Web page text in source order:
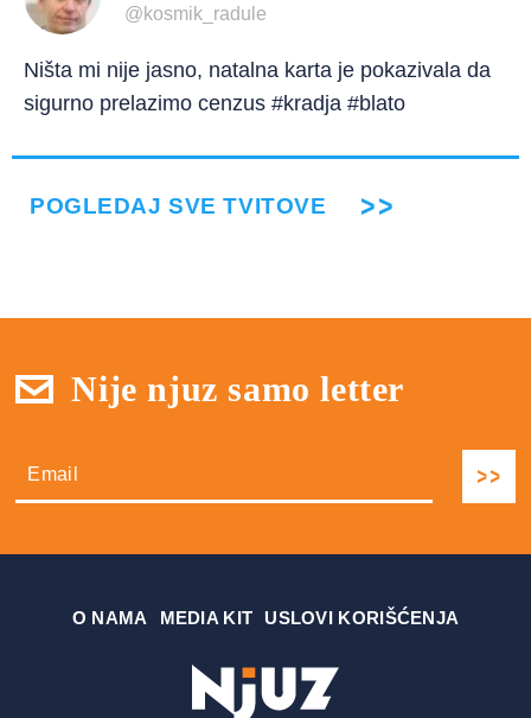
@kosmik_radule
Ništa mi nije jasno, natalna karta je pokazivala da
sigurno prelazimo cenzus #kradja #blato
POGLEDAJ SVE TVITOVE
Nije njuz samo letter
О NAMA MEDIA KIT USLOVI KORIŠĆENJA